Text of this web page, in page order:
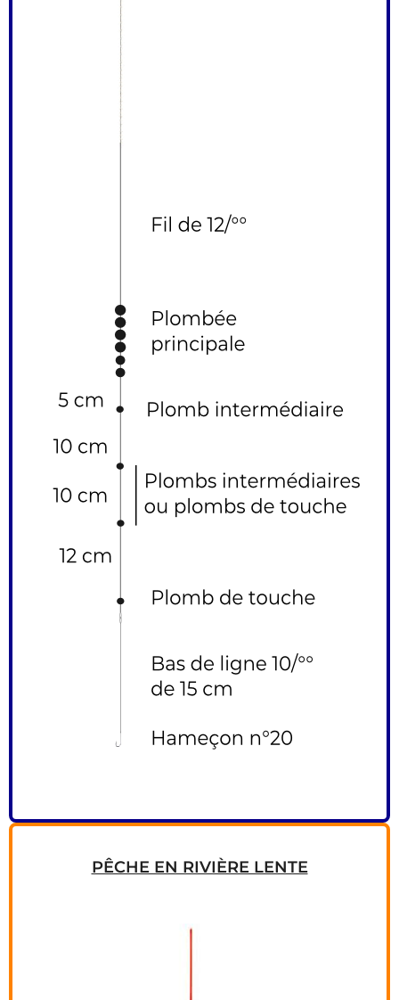
PÊCHE EN RIVIÈRE LENTE